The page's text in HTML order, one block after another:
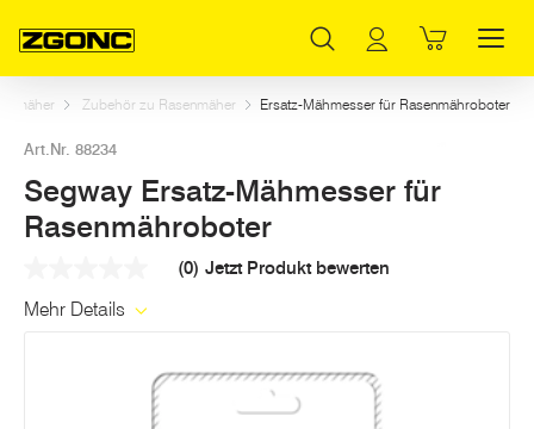
Zubehör zu Rasenmäher Ersatz-Mähmesser für Rasenmähroboter
Art.Nr. 88234
Segway Ersatz-Mähmesser für
Rasenmähroboter
Link
(0) Jetzt Produkt bewerten
Mehr Details